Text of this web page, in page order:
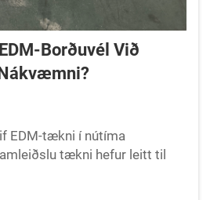
Borðuvél Við
EDM-tækni í nútíma
tækni hefur leitt til
nýjungum og EDM
sem vitni um nákvæmni